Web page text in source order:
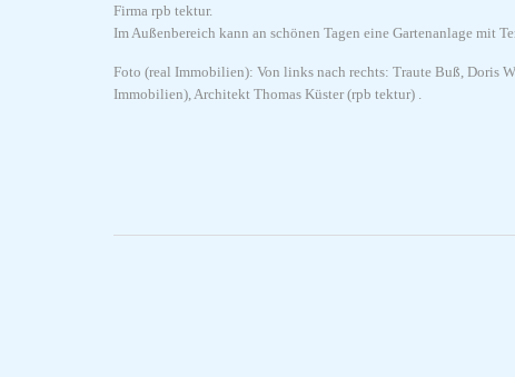
Firma rpb tektur.
Im Außenbereich kann an schönen Tagen eine Gartenanlage mit
Foto (real Immobilien): Von links nach rechts: Traute Buß, Doris
Immobilien), Architekt Thomas Küster (rpb tektur) .